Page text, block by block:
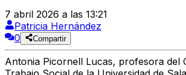
7 abril 2026 a las 13:21
Patricia Hernández
0
Compartir
Antonia Picornell Lucas, profesora del